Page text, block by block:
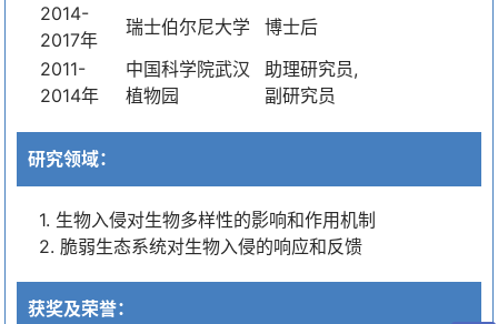
2014-
2017年
瑞士伯尔尼大学
博士后
2011-
2014年
中国科学院武汉
植物园
助理研究员,
副研究员
研究领域：
1. 生物入侵对生物多样性的影响和作用机制
2. 脆弱生态系统对生物入侵的响应和反馈
获奖及荣誉：